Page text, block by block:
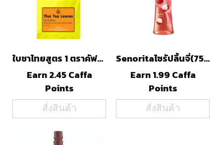
ใบชาไทยสูตร 1 ตราคัฟฟ่าฯ
Earn 2.45 Caffa
Points
สั่งสินค้า
Senoritaไซรัปลิ้นจี่(750ml)
Earn 1.99 Caffa
Points
สั่งสินค้า